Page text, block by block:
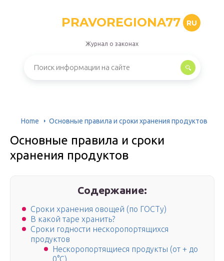
PRAVOREGIONA77 RU
Журнал о законах
Home Основные правила и сроки хранения продуктов
Основные правила и сроки
хранения продуктов
Содержание:
Сроки хранения овощей (по ГОСТу)
В какой таре хранить?
Сроки годности нескоропортящихся
продуктов
Нескоропортящиеся продукты (от + до
0°С)